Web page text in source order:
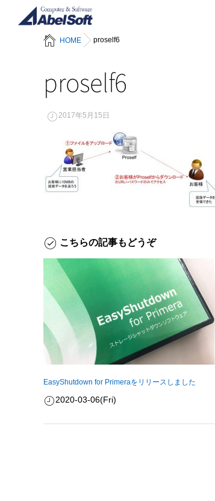
HOME proself6
proself6
2017年5月15日
こちらの記事もどうぞ
EasyShutdown for Primeraをリリースしました
2020-03-06(Fri)